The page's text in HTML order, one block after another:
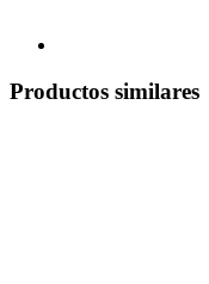
Productos similares